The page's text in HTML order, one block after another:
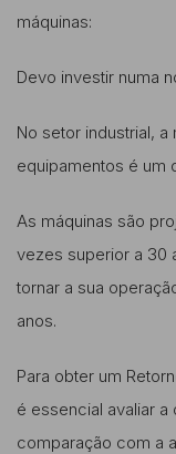
máquinas:
Devo investir numa
No setor industrial,
equipamentos é um
As máquinas são
vezes superior a 30
tornar a sua
anos.
Para obter um
é essencial avaliar
comparação com a